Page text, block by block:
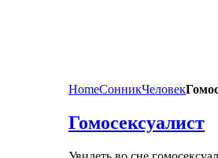
HomeСонникЧеловек
Гомосексуалист